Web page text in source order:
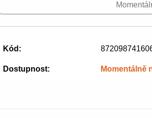
Kód:
Dostupnost: Momentálně